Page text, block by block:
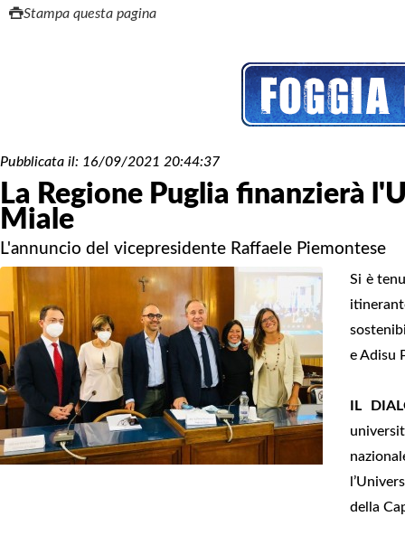
Stampa questa pagina
Pubblicata il: 16/09/2021 20:44:37
La Regione Puglia finanzierà
Miale
L'annuncio del vicepresidente Raffaele Piemontese
Si è
e Adisu
IL
della